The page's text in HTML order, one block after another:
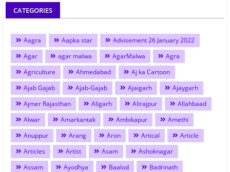
CATEGORIES
Aagra Aapka star
Advisement 26 January 2022
Agar
agar malwa AgarMalwa
Agra
Agriculture
Ahmedabad
Aj ka Cartoon
Ajab Gajab
Ajab-Gajab Ajaigarh
Ajaygarh
Ajmer Rajasthan
Aligarh Alirajpur
Allahbaad
Alwar
Amarkantak Ambikapur
Amethi
Anuppur
Arang Aron Artical
Article
Articles
Artist Asam
Ashoknagar
Assam
Ayodhya Baalod
Badrinath